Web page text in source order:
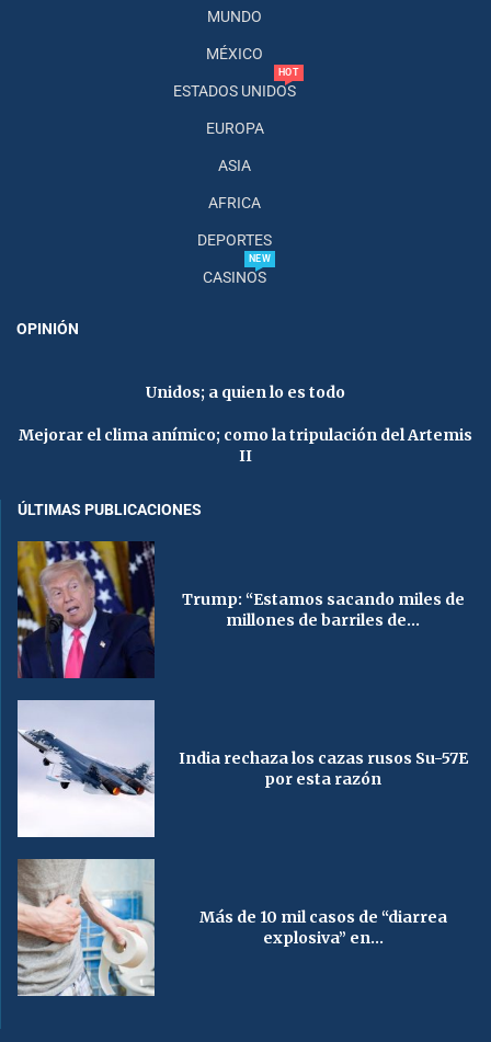
MUNDO
MÉXICO
ESTADOS UNIDOS
HOT
EUROPA
ASIA
AFRICA
DEPORTES
CASINOS
NEW
OPINIÓN
Unidos; a quien lo es todo
Mejorar el clima anímico; como la tripulación del Artemis
II
ÚLTIMAS PUBLICACIONES
Trump: “Estamos sacando miles de
millones de barriles de...
India rechaza los cazas rusos Su-57E
por esta razón
Más de 10 mil casos de “diarrea
explosiva” en...